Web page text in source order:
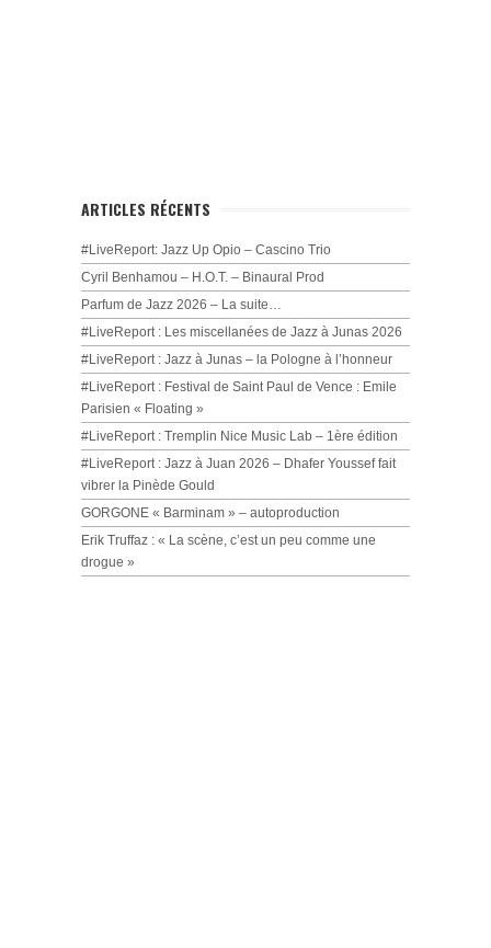
ARTICLES RÉCENTS
#LiveReport: Jazz Up Opio – Cascino Trio
Cyril Benhamou – H.O.T. – Binaural Prod
Parfum de Jazz 2026 – La suite…
#LiveReport : Les miscellanées de Jazz à Junas 2026
#LiveReport : Jazz à Junas – la Pologne à l’honneur
#LiveReport : Festival de Saint Paul de Vence : Emile
Parisien « Floating »
#LiveReport : Tremplin Nice Music Lab – 1ère édition
#LiveReport : Jazz à Juan 2026 – Dhafer Youssef fait
vibrer la Pinède Gould
GORGONE « Barminam » – autoproduction
Erik Truffaz : « La scène, c’est un peu comme une
drogue »